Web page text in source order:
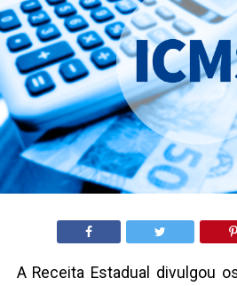
A Receita Estadual divulgou